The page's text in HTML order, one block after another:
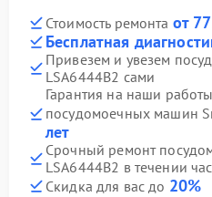
Стоимость ремонта от
Бесплатная
Привезем и увезем
LSA6444B2 сами
Гарантия на наши
посудомоечных машин
лет
Срочный ремонт
LSA6444B2 в течении
Скидка для вас до 20%